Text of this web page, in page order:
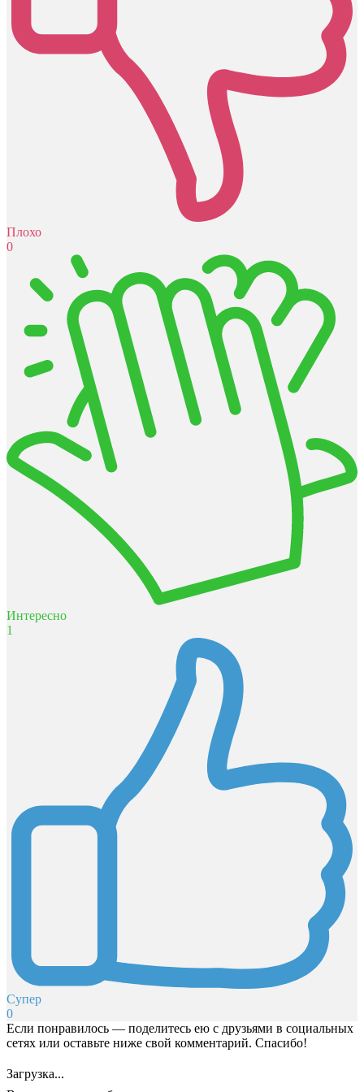
Плохо
0
Интересно
1
Супер
0
Если понравилось — поделитесь ею с друзьями в социальных
сетях или оставьте ниже свой комментарий. Спасибо!
Загрузка...